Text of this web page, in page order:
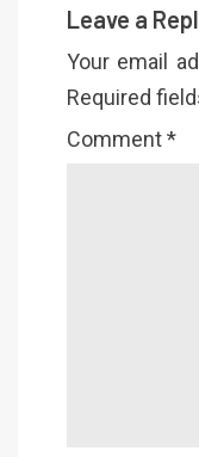
Leave a
Your email
Required
Comment*